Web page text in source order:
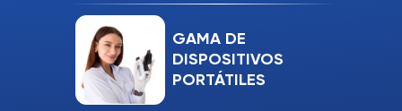
GAMA DE
DISPOSITIVOS
PORTÁTILES